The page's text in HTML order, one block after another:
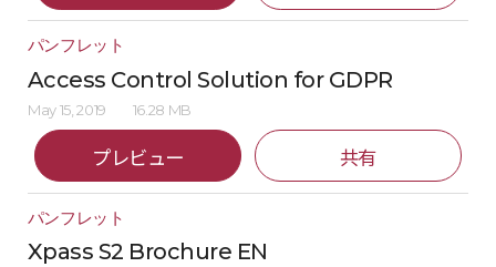
パンフレット
Access Control Solution for GDPR
May 15, 2019 16.28 MB
プレビュー 共有
パンフレット
Xpass S2 Brochure EN